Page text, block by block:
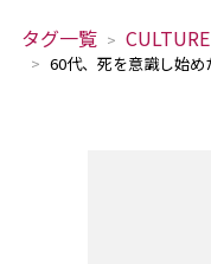
タグ一覧 CULTURE
60代、死を意識し始め